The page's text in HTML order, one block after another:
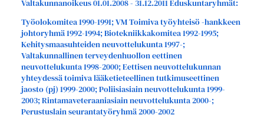
Valtakunnanoikeus 01.01.2008 - 31.12.2011 Eduskuntaryhmät:
Työolokomitea 1990-1991; VM Toimiva työyhteisö -hankkeen
johtoryhmä 1992-1994; Biotekniikkakomitea 1992-1995;
Kehitysmaasuhteiden neuvottelukunta 1997-;
Valtakunnallinen terveydenhuollon eettinen
neuvottelukunta 1998-2000; Eettisen neuvottelukunnan
yhteydessä toimiva lääketieteellinen tutkimuseettinen
jaosto (pj) 1999-2000; Poliisiasiain neuvottelukunta 1999-
2003; Rintamaveteraaniasiain neuvottelukunta 2000-;
Perustuslain seurantatyöryhmä 2000-2002